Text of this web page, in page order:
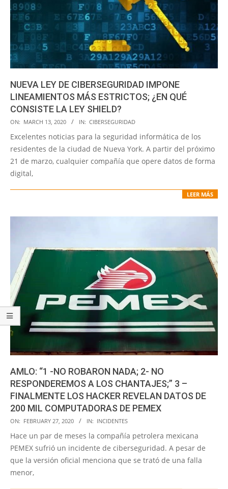
NUEVA LEY DE CIBERSEGURIDAD IMPONE
LINEAMIENTOS MÁS ESTRICTOS; ¿EN QUÉ
CONSISTE LA LEY SHIELD?
2020-
03-
ON: MARCH 13, 2020 IN: CIBERSEGURIDAD
Excelentes noticias para la seguridad informática de los
residentes de la ciudad de Nueva York. A partir del próximo
21 de marzo, cualquier compañía que opere datos de forma
digital,
LEER MÁS
AMLO: “1 -NO ROBARON NADA; 2- NO
RESPONDEREMOS A LOS CHANTAJES;” 3 –
FINALMENTE LOS HACKER REVELAN DATOS DE
200 MIL COMPUTADORAS DE PEMEX
2020-
02-
27
ON: FEBRUARY 27, 2020 IN: INCIDENTES
Hace un par de meses la compañía petrolera mexicana
PEMEX sufrió un incidente de ciberseguridad. A pesar de
que la versión oficial menciona que se trató de una falla
menor,